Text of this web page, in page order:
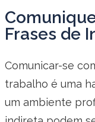
Frases de
Comunicar-se
trabalho é uma
um ambiente